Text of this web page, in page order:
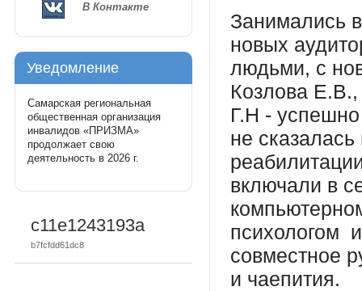
В Контакте
Уведомление
Самарская региональная
общественная организация
инвалидов «ПРИЗМА»
продолжает свою
деятельность в 2026 г.
c11e1243193a
b7fcfdd61dc8
Занимались
новых
людьми, с
Козлова
Г.Н -
не
включали в
психологом
совместное
и чаепития.